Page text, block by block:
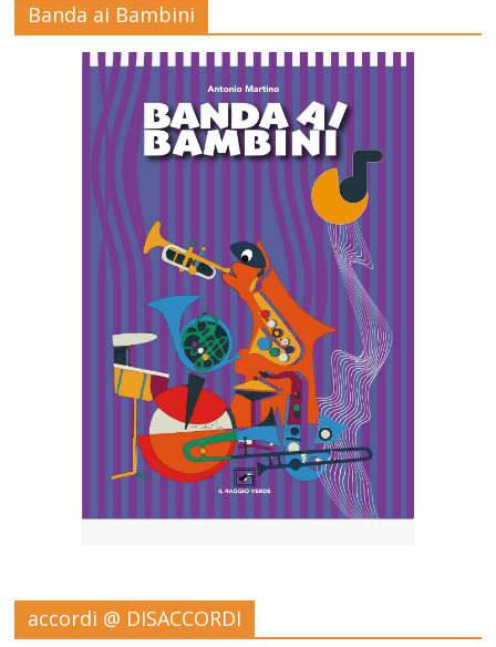
Banda ai Bambini
accordi @ DISACCORDI